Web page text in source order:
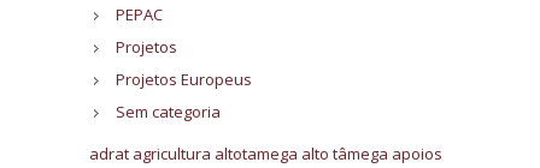
PEPAC
Projetos
Projetos Europeus
Sem categoria
adrat agricultura altotamega alto tâmega apoios